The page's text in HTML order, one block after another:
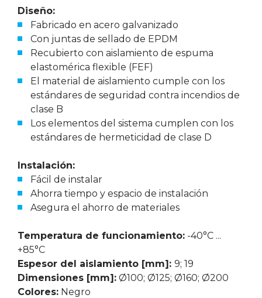
Diseño:
Fabricado en acero galvanizado
Con juntas de sellado de EPDM
Recubierto con aislamiento de espuma
elastomérica flexible (FEF)
El material de aislamiento cumple con los
estándares de seguridad contra incendios de
clase B
Los elementos del sistema cumplen con los
estándares de hermeticidad de clase D
Instalación:
Fácil de instalar
Ahorra tiempo y espacio de instalación
Asegura el ahorro de materiales
Temperatura de funcionamiento: -40°C ...
+85°C
Espesor del aislamiento [mm]: 9; 19
Dimensiones [mm]: Ø100; Ø125; Ø160; Ø200
Colores: Negro